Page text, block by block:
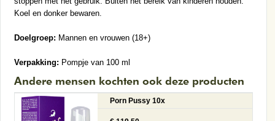
Koel en donker bewaren.
Doelgroep: Mannen en vrouwen (18+)
Verpakking: Pompje van 100 ml
Andere mensen kochten ook deze producten
Porn Pussy 10x